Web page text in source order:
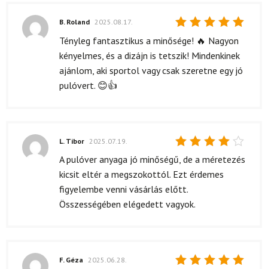
Értékelés:
5/ 5
B. Roland 2025.08.17.
Tényleg fantasztikus a minősége! 🔥 Nagyon
kényelmes, és a dizájn is tetszik! Mindenkinek
ajánlom, aki sportol vagy csak szeretne egy jó
pulóvert. 😊👍
Értékelés:
4
L. Tibor 2025.07.19.
A pulóver anyaga jó minőségű, de a méretezés
kicsit eltér a megszokottól. Ezt érdemes
figyelembe venni vásárlás előtt.
Összességében elégedett vagyok.
F. Géza 2025.06.28.